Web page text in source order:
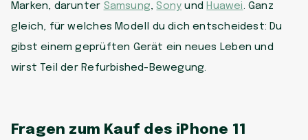
Marken, darunter Samsung,Sony und Huawei. Ganz
gleich, für welches Modell du dich entscheidest: Du
gibst einem geprüften Gerät ein neues Leben und
wirst Teil der Refurbished-Bewegung.
Fragen zum Kauf des iPhone 11